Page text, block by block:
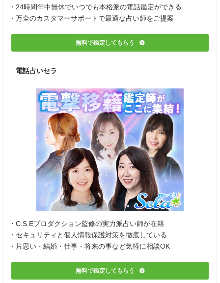
・24時間年中無休でいつでも本格派の電話鑑定ができる
・万全のカスタマーサポートで最適な占い師をご提案
無料で鑑定してもらう
電話占いセラ
・C.S.Eプロダクション監修の実力派占い師が在籍
・セキュリティと個人情報保護対策を徹底している
・片思い・結婚・仕事・将来の事など気軽に相談OK
無料で鑑定してもらう